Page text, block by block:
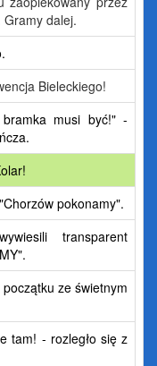
Gramy dalej.
Bieleckiego!
musi być!" -
pokonamy".
transparent
ze świetnym
tam! - rozległo się z